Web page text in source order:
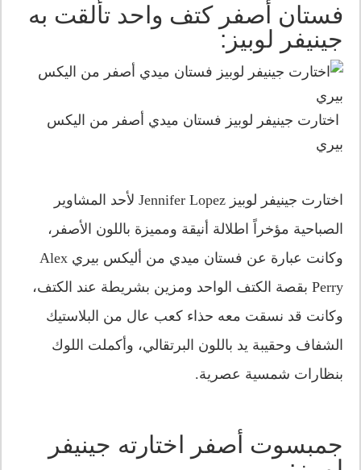
فستان أصفر كتف واحد تألقت به
جينيفر لوبيز:
اختارت جينيفر لوبيز فستان ميدي أصفر من اليكس
بيري
اختارت جينيفر لوبيز Jennifer Lopez لأحد المشاوير
الصباحية مؤخراً اطلالة أنيقة ومميزة باللون الأصفر،
وكانت عبارة عن فستان ميدي من أليكس بيري Alex
Perry بقصة الكتف الواحد ومزين بشريطة عند الكتف،
وكانت قد نسقت معه حذاء كعب عال من البلاستيك
الشفاف وحقيبة يد باللون البرتقالي، وأكملت اللوك
بنظارات شمسية عصرية.
جمبسوت أصفر اختارته جينيفر